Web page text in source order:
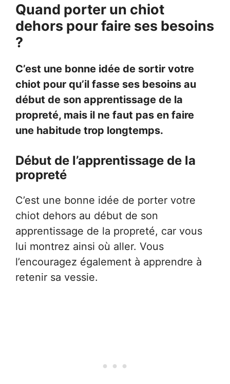
Quand porter un chiot
dehors pour faire ses besoins
?
C’est une bonne idée de sortir votre
chiot pour qu’il fasse ses besoins au
début de son apprentissage de la
propreté, mais il ne faut pas en faire
une habitude trop longtemps.
Début de l’apprentissage de la
propreté
C’est une bonne idée de porter votre
chiot dehors au début de son
apprentissage de la propreté, car vous
lui montrez ainsi où aller. Vous
l’encouragez également à apprendre à
retenir sa vessie.